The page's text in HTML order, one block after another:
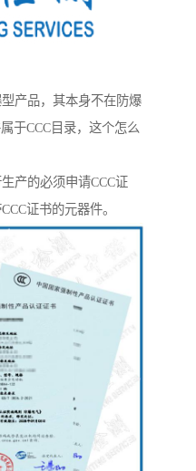
产品，其本身不在防爆
于CCC目录，这个怎么
产的必须申请CCC证
证书的元器件。